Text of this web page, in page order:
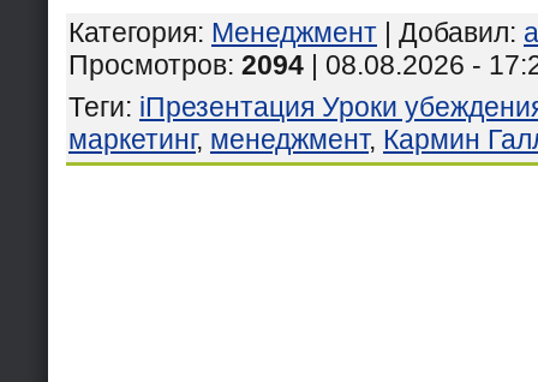
Категория: Менеджмент | Добавил:
Просмотров: 2094 | 08.08.2026 -
Теги: iПрезентация Уроки
маркетинг, менеджмент, Кармин